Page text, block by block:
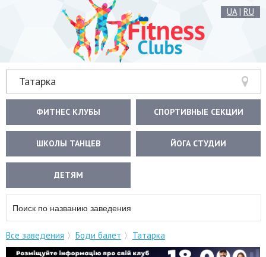
UA| RU
Татарка
ФИТНЕС КЛУБЫ СПОРТИВНЫЕ СЕКЦИИ
ШКОЛЫ ТАНЦЕВ ЙОГА СТУДИИ
ДЕТЯМ
Все заведения Боди балет Татарка